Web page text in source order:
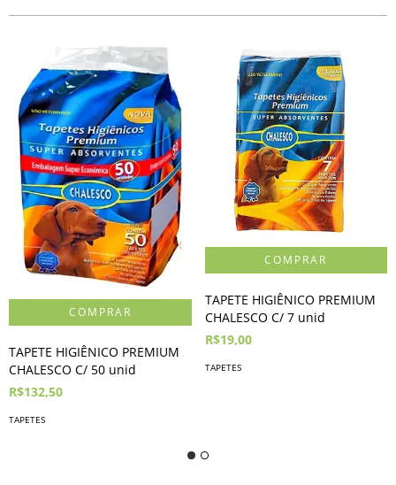
TAPETE HIGIÊNICO PREMIUM
CHALESCO C/ 50 unid
R$132,50
TAPETES
TAPETE HIGIÊNICO PREMIUM
CHALESCO C/ 7 unid
R$19,00
TAPETES